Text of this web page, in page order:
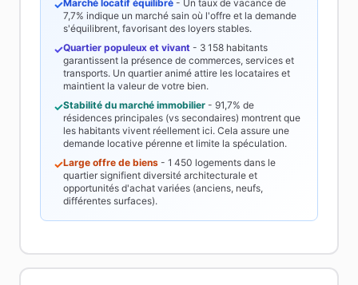
✓Marché locatif équilibré - Un taux de vacance de
7,7% indique un marché sain où l'offre et la demande
s'équilibrent, favorisant des loyers stables.
✓Quartier populeux et vivant - 3 158 habitants
garantissent la présence de commerces, services et
transports. Un quartier animé attire les locataires et
maintient la valeur de votre bien.
✓Stabilité du marché immobilier - 91,7% de
résidences principales (vs secondaires) montrent que
les habitants vivent réellement ici. Cela assure une
demande locative pérenne et limite la spéculation.
✓Large offre de biens - 1 450 logements dans le
quartier signifient diversité architecturale et
opportunités d'achat variées (anciens, neufs,
différentes surfaces).